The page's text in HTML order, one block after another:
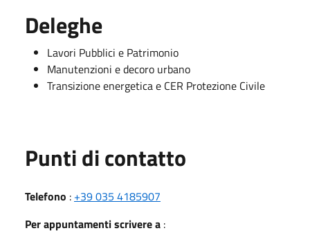
Deleghe
Lavori Pubblici e Patrimonio
Manutenzioni e decoro urbano
Transizione energetica e CER Protezione Civile
Punti di contatto
Telefono : +39 035 4185907
Per appuntamenti scrivere a :